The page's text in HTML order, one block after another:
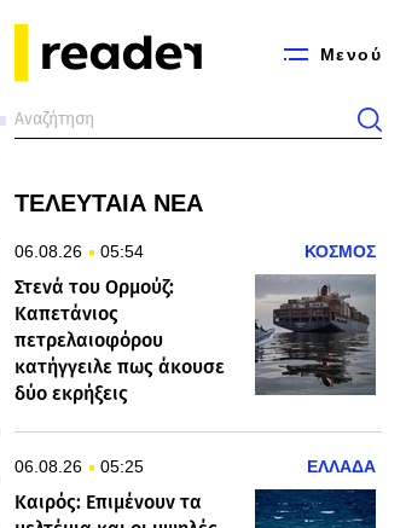
Μενού
ΤΕΛΕΥΤΑΙΑ ΝΕΑ
06.08.26 05:54 ΚΟΣΜΟΣ
Στενά του Ορμούζ:
Καπετάνιος
πετρελαιοφόρου
κατήγγειλε πως άκουσε
δύο εκρήξεις
06.08.26 05:25 ΕΛΛΑΔΑ
Καιρός: Επιμένουν τα